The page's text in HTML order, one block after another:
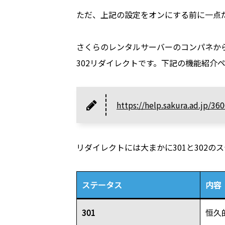
ただ、上記の設定をオンにする前に一
さくらのレンタルサーバーのコンパネ
302リダイレクトです。下記の機能紹介
https://help.sakura.ad.jp/
リダイレクトには大まかに301と302の
ステータス 内容
301 恒久